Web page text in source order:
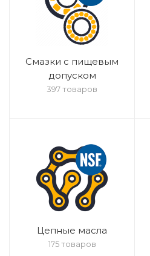
Смазки с пищевым
допуском
397 товаров
Цепные масла
175 товаров